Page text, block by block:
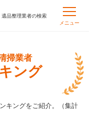
品整理業者の検索
メニュー
掃業者
ング
キングをご紹介。（集計